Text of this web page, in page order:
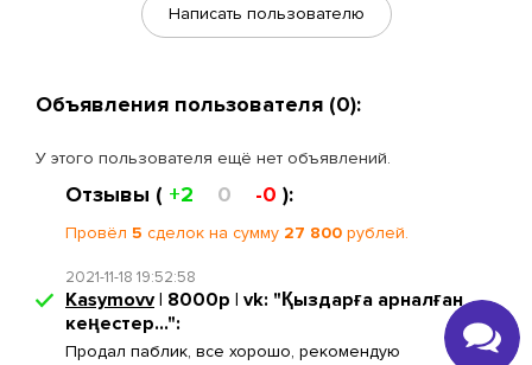
Написать пользователю
Объявления пользователя (0):
У этого пользователя ещё нет объявлений.
Отзывы ( +2 0 -0 ):
Провёл 5 сделок на сумму 27 800 рублей.
2021-11-18 19:52:58
Kasymovv| 8000р | vk: "Қыздарға арналған
кеңестер...":
Продал паблик, все хорошо, рекомендую